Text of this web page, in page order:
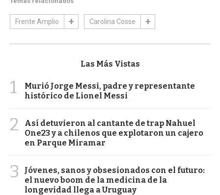
Frente Amplio Carolina Cosse
Las Más Vistas
1
Murió Jorge Messi, padre y representante
histórico de Lionel Messi
2
Así detuvieron al cantante de trap Nahuel
One23 y a chilenos que explotaron un cajero
en Parque Miramar
3
Jóvenes, sanos y obsesionados con el futuro:
el nuevo boom de la medicina de la
longevidad llega a Uruguay